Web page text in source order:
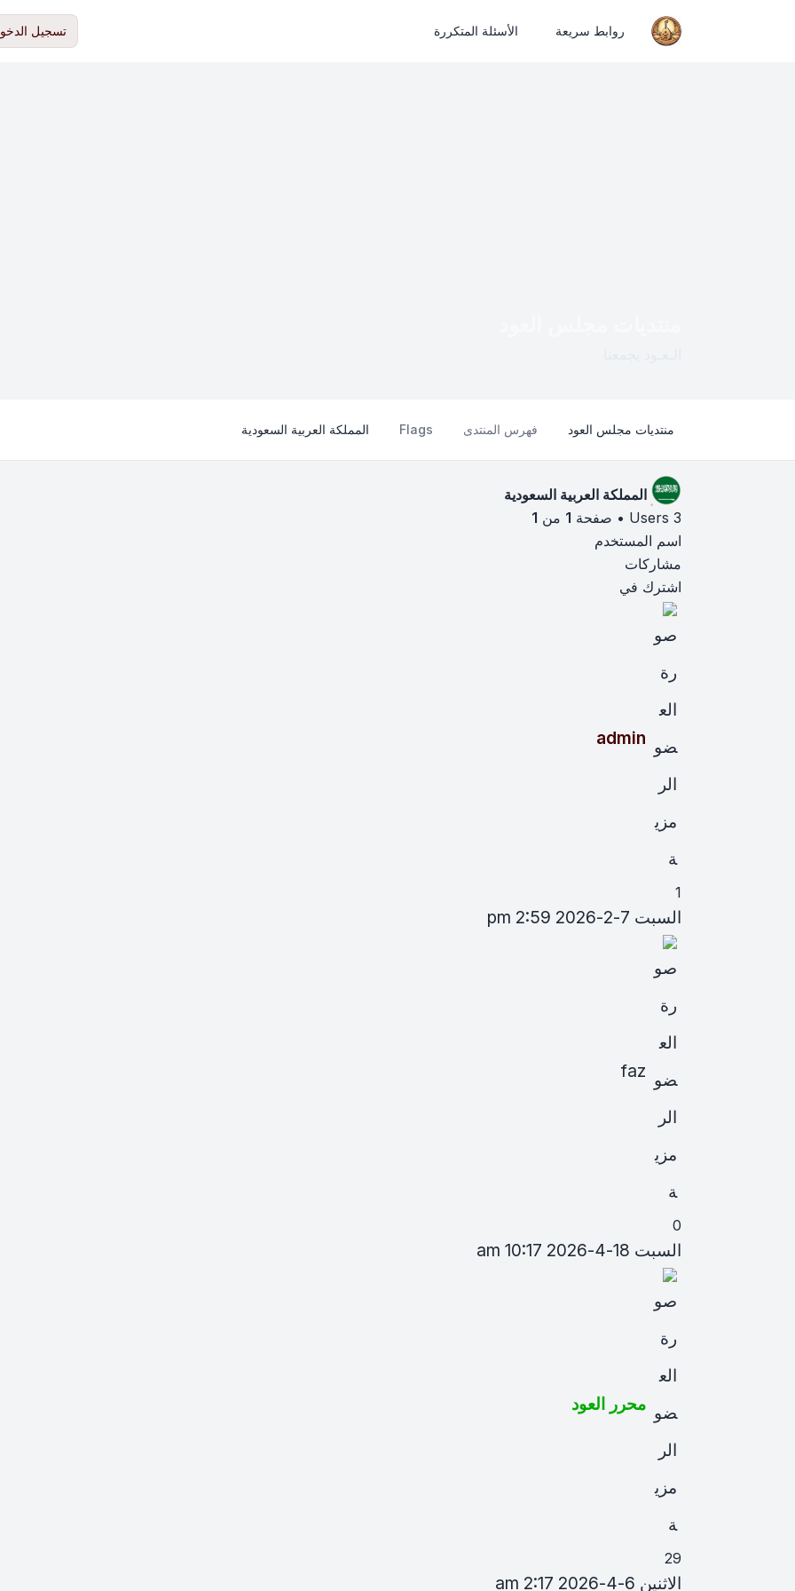
روابط سريعة الأسئلة المتكررة تسجيل
منتديات مجلس العود فهرس المنتدى Flags المملكة العربية السعودية
المملكة العربية السعودية
3 Users • صفحة
1 من 1
اسم المستخدم
مشاركات
اشترك في
admin
1
السبت 7-2-2026 2:59 pm
faz
0
السبت 18-4-2026 10:17 am
محرر العود
29
الاثنين 6-4-2026 2:17 am